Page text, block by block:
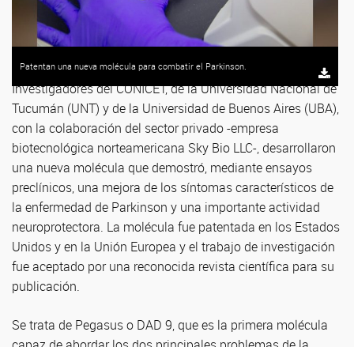
Patentan una nueva molécula para combatir el Parkinson.
Investigadores del CONICET, de la Universidad Nacional de
Tucumán (UNT) y de la Universidad de Buenos Aires (UBA),
con la colaboración del sector privado -empresa
biotecnológica norteamericana Sky Bio LLC-, desarrollaron
una nueva molécula que demostró, mediante ensayos
preclínicos, una mejora de los síntomas característicos de
la enfermedad de Parkinson y una importante actividad
neuroprotectora. La molécula fue patentada en los Estados
Unidos y en la Unión Europea y el trabajo de investigación
fue aceptado por una reconocida revista científica para su
publicación.
Se trata de Pegasus o DAD 9, que es la primera molécula